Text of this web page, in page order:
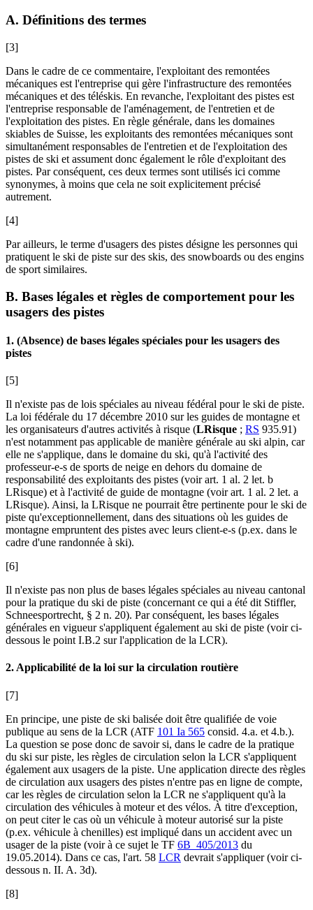
A. Définitions des termes
[3]
Dans le cadre de ce commentaire, l'exploitant des remontées
mécaniques est l'entreprise qui gère l'infrastructure des remontées
mécaniques et des téléskis. En revanche, l'exploitant des pistes est
l'entreprise responsable de l'aménagement, de l'entretien et de
l'exploitation des pistes. En règle générale, dans les domaines
skiables de Suisse, les exploitants des remontées mécaniques sont
simultanément responsables de l'entretien et de l'exploitation des
pistes de ski et assument donc également le rôle d'exploitant des
pistes. Par conséquent, ces deux termes sont utilisés ici comme
synonymes, à moins que cela ne soit explicitement précisé
autrement.
[4]
Par ailleurs, le terme d'usagers des pistes désigne les personnes qui
pratiquent le ski de piste sur des skis, des snowboards ou des engins
de sport similaires.
B. Bases légales et règles de comportement pour les
usagers des pistes
1. (Absence) de bases légales spéciales pour les usagers des
pistes
[5]
Il n'existe pas de lois spéciales au niveau fédéral pour le ski de piste.
La loi fédérale du 17 décembre 2010 sur les guides de montagne et
les organisateurs d'autres activités à risque (LRisque ; RS 935.91)
n'est notamment pas applicable de manière générale au ski alpin, car
elle ne s'applique, dans le domaine du ski, qu'à l'activité des
professeur-e-s de sports de neige en dehors du domaine de
responsabilité des exploitants des pistes (voir art. 1 al. 2 let. b
LRisque) et à l'activité de guide de montagne (voir art. 1 al. 2 let. a
LRisque). Ainsi, la LRisque ne pourrait être pertinente pour le ski de
piste qu'exceptionnellement, dans des situations où les guides de
montagne empruntent des pistes avec leurs client-e-s (p.ex. dans le
cadre d'une randonnée à ski).
[6]
Il n'existe pas non plus de bases légales spéciales au niveau cantonal
pour la pratique du ski de piste (concernant ce qui a été dit Stiffler,
Schneesportrecht, § 2 n. 20). Par conséquent, les bases légales
générales en vigueur s'appliquent également au ski de piste (voir ci-
dessous le point I.B.2 sur l'application de la LCR).
2. Applicabilité de la loi sur la circulation routière
[7]
En principe, une piste de ski balisée doit être qualifiée de voie
publique au sens de la LCR (ATF 101 Ia 565 consid. 4.a. et 4.b.).
La question se pose donc de savoir si, dans le cadre de la pratique
du ski sur piste, les règles de circulation selon la LCR s'appliquent
également aux usagers de la piste. Une application directe des règles
de circulation aux usagers des pistes n'entre pas en ligne de compte,
car les règles de circulation selon la LCR ne s'appliquent qu'à la
circulation des véhicules à moteur et des vélos. À titre d'exception,
on peut citer le cas où un véhicule à moteur autorisé sur la piste
(p.ex. véhicule à chenilles) est impliqué dans un accident avec un
usager de la piste (voir à ce sujet le TF 6B_405/2013 du
19.05.2014). Dans ce cas, l'art. 58 LCR devrait s'appliquer (voir ci-
dessous n. II. A. 3d).
[8]